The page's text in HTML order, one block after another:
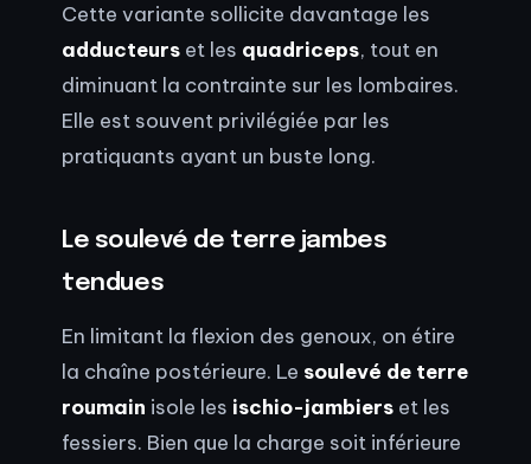
Cette variante sollicite davantage les
adducteurs et les quadriceps, tout en
diminuant la contrainte sur les lombaires.
Elle est souvent privilégiée par les
pratiquants ayant un buste long.
Le soulevé de terre jambes
tendues
En limitant la flexion des genoux, on étire
la chaîne postérieure. Le soulevé de terre
roumain isole les ischio-jambiers et les
fessiers. Bien que la charge soit inférieure